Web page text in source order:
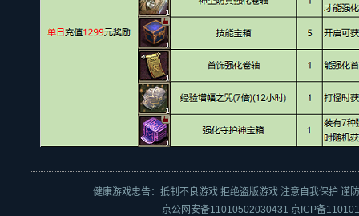
健康游戏忠告：抵制不良游戏 拒绝盗版游戏 注意自我保护 谨
京公网安备11010502030431 京ICP备